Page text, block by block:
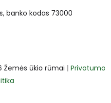
banko kodas 73000
Žemės ūkio rūmai | Privatumo